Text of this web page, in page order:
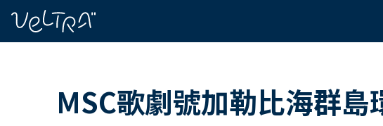
MSC歌劇號加勒比海群